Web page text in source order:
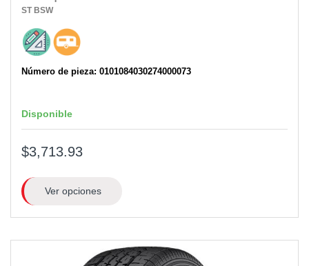
ST BSW
Número de pieza: 0101084030274000073
Disponible
$3,713.93
Ver opciones